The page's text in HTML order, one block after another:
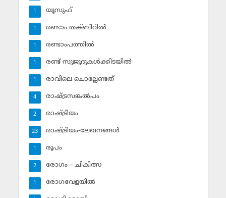
യൂസുഫ്‌
1
രണ്ടാം തക്ബീറില്‍
1
രണ്ടാംപത്തില്‍
1
രണ്ട് സുജൂദുകള്‍ക്കിടയില്‍
1
രാവിലെ ചൊല്ലേണ്ടത്
1
രാഷ്ട്രസങ്കല്‍പം
4
രാഷ്ട്രീയം
2
രാഷ്ട്രീയം-ലേഖനങ്ങള്‍
23
രൂപം
1
രോഗം – ചികിത്സ
2
രോഗവേളയില്‍
1